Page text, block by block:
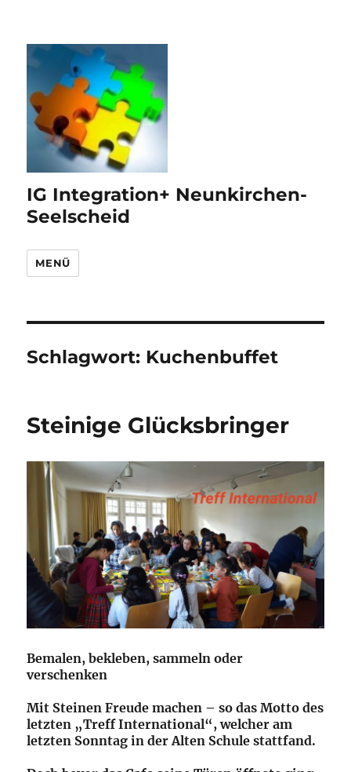
IG Integration+ Neunkirchen-
Seelscheid
MENÜ
Schlagwort: Kuchenbuffet
Steinige Glücksbringer
Bemalen, bekleben, sammeln oder
verschenken
Mit Steinen Freude machen – so das Motto des
letzten „Treff International“, welcher am
letzten Sonntag in der Alten Schule stattfand.